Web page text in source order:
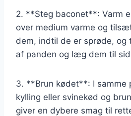
2. **Steg baconet**: Varm
over medium varme og
dem, indtil de er sprøde, og
af panden og læg dem til
3. **Brun kødet**: I
kylling eller svinekød og
giver en dybere smag til